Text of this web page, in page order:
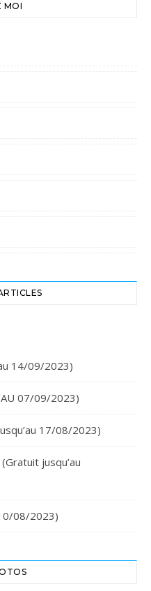
MOI
14/09/2023)
07/09/2023)
17/08/2023)
jusqu’au
08/2023)